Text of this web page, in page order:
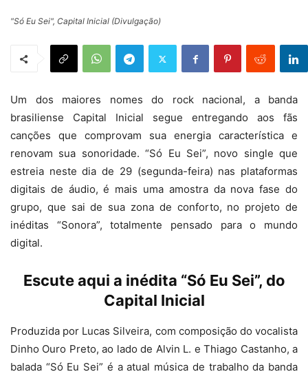
"Só Eu Sei", Capital Inicial (Divulgação)
Um dos maiores nomes do rock nacional, a banda
brasiliense Capital Inicial segue entregando aos fãs
canções que comprovam sua energia característica e
renovam sua sonoridade. “Só Eu Sei”, novo single que
estreia neste dia de 29 (segunda-feira) nas plataformas
digitais de áudio, é mais uma amostra da nova fase do
grupo, que sai de sua zona de conforto, no projeto de
inéditas “Sonora”, totalmente pensado para o mundo
digital.
Escute aqui a inédita “Só Eu Sei”, do
Capital Inicial
Produzida por Lucas Silveira, com composição do vocalista
Dinho Ouro Preto, ao lado de Alvin L. e Thiago Castanho, a
balada “Só Eu Sei” é a atual música de trabalho da banda